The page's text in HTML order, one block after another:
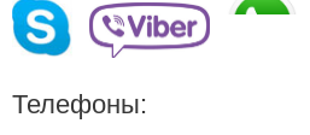
Телефоны: